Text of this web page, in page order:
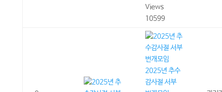
Views
10599
2025년 추수
감사절 서부